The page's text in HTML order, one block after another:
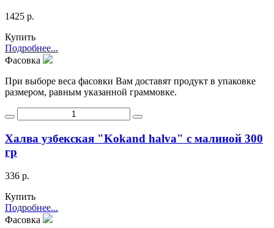
1425 р.
Купить
Подробнее...
Фасовка
При выборе веса фасовки Вам доставят продукт в упаковке
размером, равным указанной граммовке.
Халва узбекская "Kokand halva" с малиной 300
гр
336 р.
Купить
Подробнее...
Фасовка